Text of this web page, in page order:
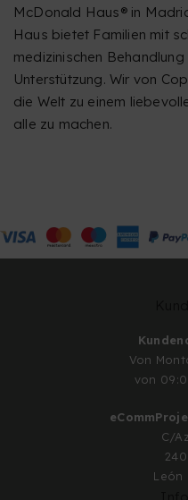
McDonald Haus® in
Haus bietet Familien mit
medizinischen
Unterstützung. Wir von
die Welt zu einem
alle zu machen.
Von
von
C/
León